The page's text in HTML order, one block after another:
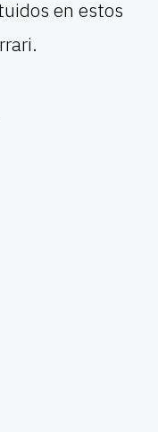
en estos